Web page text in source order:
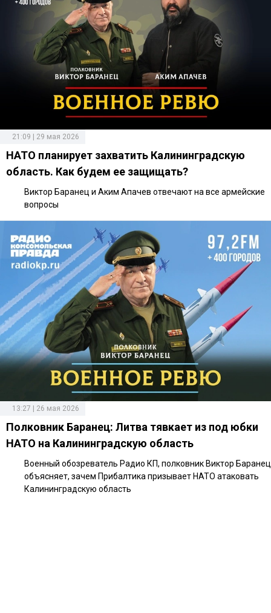
21:09 | 29 мая 2026
НАТО планирует захватить Калининградскую
область. Как будем ее защищать?
Виктор Баранец и Аким Апачев отвечают на все армейские
вопросы
13:27 | 26 мая 2026
Полковник Баранец: Литва тявкает из под юбки
НАТО на Калининградскую область
Военный обозреватель Радио КП, полковник Виктор Баранец
объясняет, зачем Прибалтика призывает НАТО атаковать
Калининградскую область